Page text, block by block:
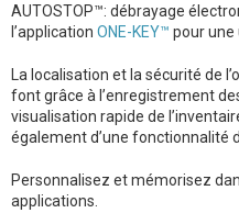
AUTOSTOP™: débrayage
l’application ONE-KEY™ pour une
La localisation et la sécurité de
font grâce à l’enregistrement
visualisation rapide de
également d’une fonctionnalité
Personnalisez et mémorisez
applications.